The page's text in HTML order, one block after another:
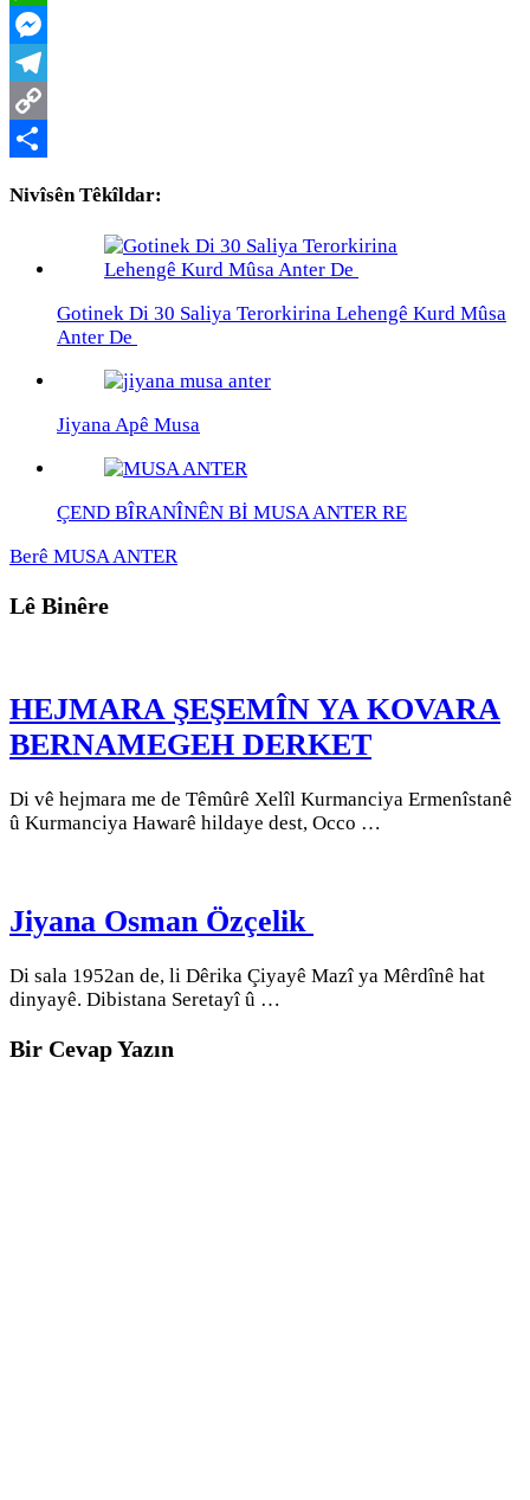
WhatsApp
Messenger
Telegram
Copy
Nivîsên Têkîldar:
Gotinek Di 30 Saliya Terorkirina Lehengê Kurd Mûsa
Anter De
Jiyana Apê Musa
ÇEND BÎRANÎNÊN Bİ MUSA ANTER RE
Berê MUSA ANTER
Lê Binêre
HEJMARA ŞEŞEMÎN YA KOVARA
BERNAMEGEH DERKET
Di vê hejmara me de Têmûrê Xelîl Kurmanciya Ermenîstanê
û Kurmanciya Hawarê hildaye dest, Occo …
Jiyana Osman Özçelik
Di sala 1952an de, li Dêrika Çiyayê Mazî ya Mêrdînê hat
dinyayê. Dibistana Seretayî û …
Bir Cevap Yazın